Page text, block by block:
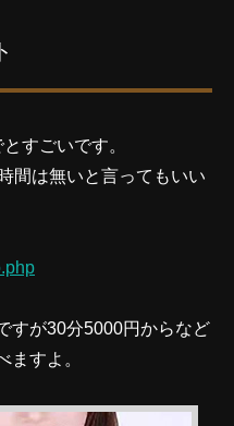
すごいです。
間は無いと言ってもいい
すが30分5000円からなど
ますよ。